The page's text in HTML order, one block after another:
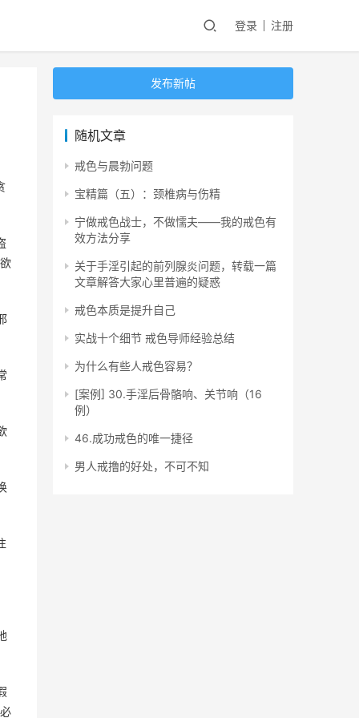
登录 注册
发布新帖
随机文章
戒色与晨勃问题
宝精篇（五）：颈椎病与伤精
宁做戒色战士，不做懦夫——我的戒色有
效方法分享
关于手淫引起的前列腺炎问题，转载一篇
文章解答大家心里普遍的疑惑
戒色本质是提升自己
实战十个细节 戒色导师经验总结
为什么有些人戒色容易？
[案例] 30.手淫后骨骼响、关节响（16
例）
46.成功戒色的唯一捷径
男人戒撸的好处，不可不知